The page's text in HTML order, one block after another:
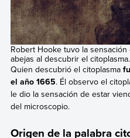
Robert Hooke tuvo la
abejas al descubrir el citoplasma.
Quien descubrió el citoplasma
el año 1665. Él observo el
le dio la sensación de estar
del microscopio.
Origen de la palabra